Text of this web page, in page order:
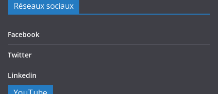
Réseaux sociaux
Facebook
Twitter
Linkedin